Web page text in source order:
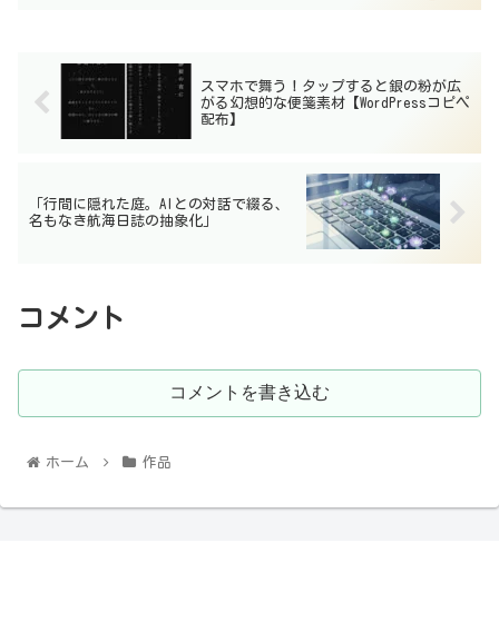
スマホで舞う！タップすると銀の粉が広
がる幻想的な便箋素材【WordPressコピペ
配布】
「行間に隠れた庭。AIとの対話で綴る、
名もなき航海日誌の抽象化」
コメント
コメントを書き込む
ホーム 作品